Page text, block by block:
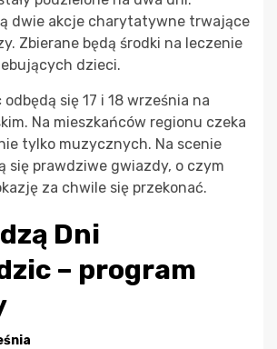
dwie akcje charytatywne trwające
Zbierane będą środki na leczenie
dzieci.
się 17 i 18 września na
Na mieszkańców regionu czeka
tylko muzycznych. Na scenie
się prawdziwe gwiazdy, o czym
za chwile się przekonać.
Dni
– program